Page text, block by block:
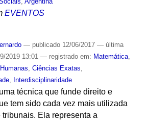
EVENTOS
— publicado12/06/2017 — última
2019 13:01 — registrado em: Matemática,
Ciências Exatas
, Interdisciplinaridade
técnica que funde direito e
tem sido cada vez mais utilizada
tribunais. Ela representa a